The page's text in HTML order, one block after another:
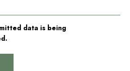
data is being
.